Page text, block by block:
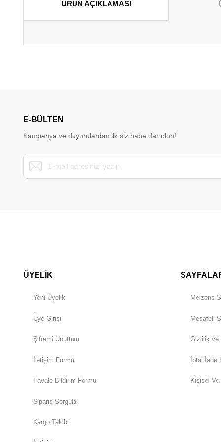
ÜRÜN AÇIKLAMASI
Ürün açıklamasında eksik bilgiler bulunuyor.
Ürün bilgilerinde hatalar bulunuyor.
Bu ürüne benzer farklı alternatifler olmalı.
E-BÜLTEN
Kampanya ve duyurulardan ilk siz haberdar olun!
ÜYELİK
Yeni Üyelik
Üye Girişi
Şifremi Unuttum
İletişim Formu
Havale Bildirim Formu
Sipariş Sorgula
Kargo Takibi
Melzens
Mesafeli
Gizlilik ve
İptal İade
Kişisel